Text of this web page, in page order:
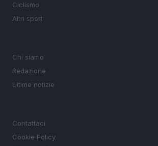
Ciclismo
Altri sport
Chi siamo
Redazione
Ultime notizie
Contattaci
Cookie Policy